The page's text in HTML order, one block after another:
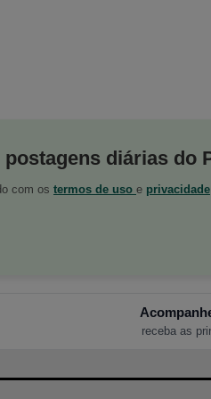
diárias do
com os termos de uso e privacidade
receba as